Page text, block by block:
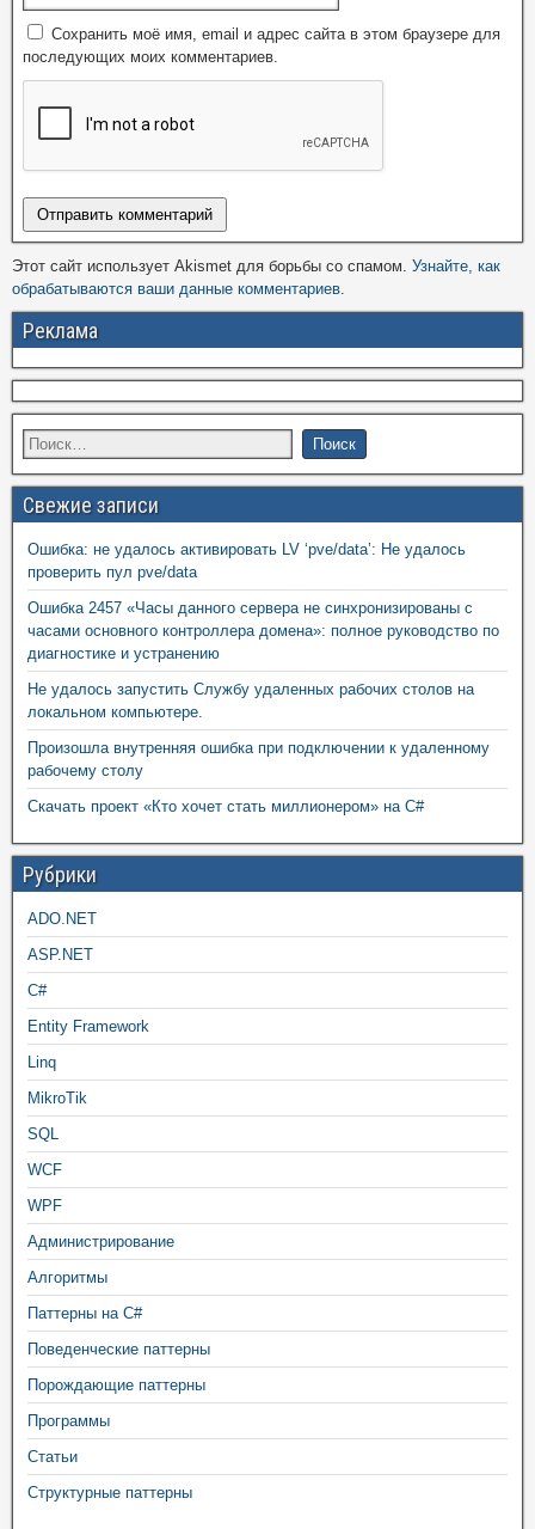
Сохранить моё имя, email и адрес сайта в этом браузере для
последующих моих комментариев.
Этот сайт использует Akismet для борьбы со спамом. Узнайте, как
обрабатываются ваши данные комментариев
Реклама
Свежие записи
Ошибка: не удалось активировать LV ‘pve/data’: Не удалось
проверить пул pve/data
Ошибка 2457 «Часы данного сервера не синхронизированы с
часами основного контроллера домена»: полное руководство по
диагностике и устранению
Не удалось запустить Службу удаленных рабочих столов на
локальном компьютере.
Произошла внутренняя ошибка при подключении к удаленному
рабочему столу
Скачать проект «Кто хочет стать миллионером» на C#
Рубрики
ADO.NET
ASP.NET
C#
Entity Framework
Linq
MikroTik
SQL
WCF
WPF
Администрирование
Алгоритмы
Паттерны на C#
Поведенческие паттерны
Порождающие паттерны
Программы
Статьи
Структурные паттерны